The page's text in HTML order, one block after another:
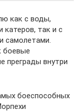
как с воды,
катеров, так и с
самолетами.
боевые
преграды внутри
боеспособных